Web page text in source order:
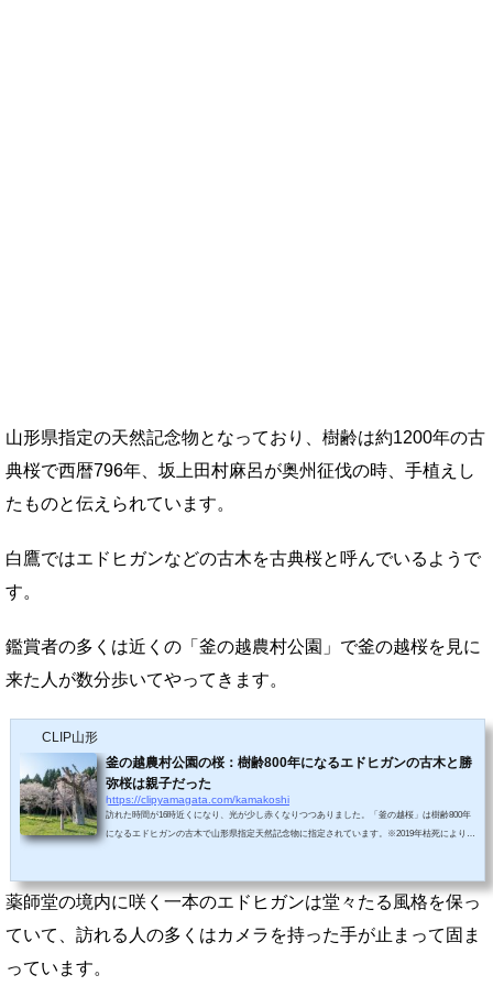
山形県指定の天然記念物となっており、樹齢は約1200年の古
典桜で西暦796年、坂上田村麻呂が奥州征伐の時、手植えし
たものと伝えられています。
白鷹ではエドヒガンなどの古木を古典桜と呼んでいるようで
す。
鑑賞者の多くは近くの「釜の越農村公園」で釜の越桜を見に
来た人が数分歩いてやってきます。
CLIP山形
釜の越農村公園の桜：樹齢800年になるエドヒガンの古木と勝
弥桜は親子だった
https://clipyamagata.com/kamakoshi
訪れた時間が16時近くになり、光が少し赤くなりつつありました。「釜の越桜」は樹齢800年
になるエドヒガンの古木で山形県指定天然記念物に指定されています。※2019年枯死により指
無銘巨石には、八幡太郎義家（源義家）が居陣した時に、この石で竈を築き、兵糧を炊いたと
の伝説がある。開花期は四月二十五日頃。ややうつむきながら咲く薄紅色の可憐な花の...
薬師堂の境内に咲く一本のエドヒガンは堂々たる風格を保っ
ていて、訪れる人の多くはカメラを持った手が止まって固ま
っています。